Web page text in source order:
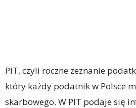
PIT, czyli roczne zeznanie
który każdy podatnik w Polsce
skarbowego. W PIT podaje się